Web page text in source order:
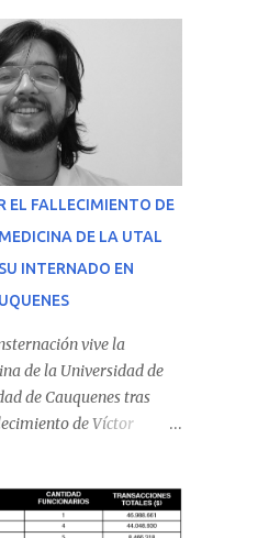
EL FALLECIMIENTO DE
DE LA UTAL
INTERNADO EN
vive la
de la Universidad de
de Cauquenes tras
de Víctor
con los antecedentes
se presentó a cumplir su